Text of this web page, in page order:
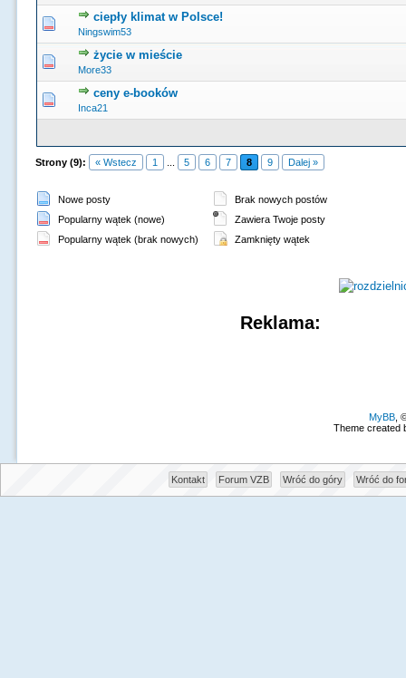
ciepły klimat w Polsce!
Ningswim53
0 głosów - średnia ocena: 0 na 5 gwiazdek
1 2 345
życie w mieście
More33
0 głosów - średnia ocena: 0 na 5 gwiazdek
12
ceny e-booków
Inca21
0 głosów - średnia ocena: 0 na 5 gwiazdek
1
Strony (9): « Wstecz 1 5 6 7 8 9 Dalej »
Nowe posty
Popularny wątek (nowe)
Popularny wątek (brak nowych)
Brak nowych postów
Zawiera Twoje posty
Zamknięty wątek
Reklama:
MyBB,
Theme created
Kontakt Forum VZB Wróć do góry Wróć do